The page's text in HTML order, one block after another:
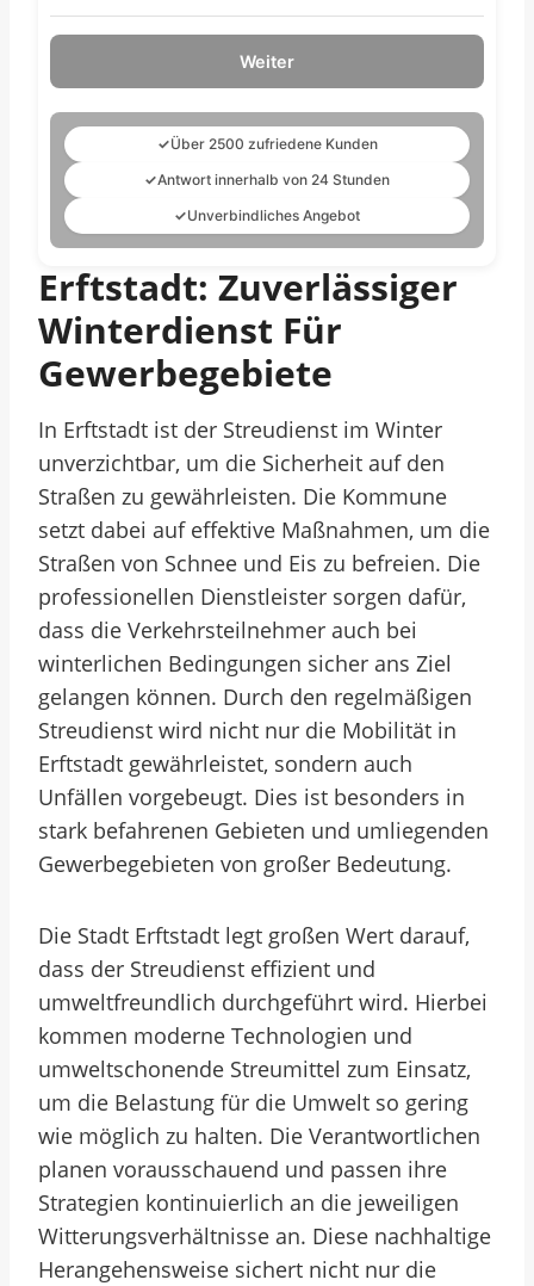
Weiter
✓Über 2500 zufriedene Kunden
✓Antwort innerhalb von 24 Stunden
✓Unverbindliches Angebot
Erftstadt: Zuverlässiger
Winterdienst Für
Gewerbegebiete
In Erftstadt ist der Streudienst im Winter
unverzichtbar, um die Sicherheit auf den
Straßen zu gewährleisten. Die Kommune
setzt dabei auf effektive Maßnahmen, um die
Straßen von Schnee und Eis zu befreien. Die
professionellen Dienstleister sorgen dafür,
dass die Verkehrsteilnehmer auch bei
winterlichen Bedingungen sicher ans Ziel
gelangen können. Durch den regelmäßigen
Streudienst wird nicht nur die Mobilität in
Erftstadt gewährleistet, sondern auch
Unfällen vorgebeugt. Dies ist besonders in
stark befahrenen Gebieten und umliegenden
Gewerbegebieten von großer Bedeutung.
Die Stadt Erftstadt legt großen Wert darauf,
dass der Streudienst effizient und
umweltfreundlich durchgeführt wird. Hierbei
kommen moderne Technologien und
umweltschonende Streumittel zum Einsatz,
um die Belastung für die Umwelt so gering
wie möglich zu halten. Die Verantwortlichen
planen vorausschauend und passen ihre
Strategien kontinuierlich an die jeweiligen
Witterungsverhältnisse an. Diese nachhaltige
Herangehensweise sichert nicht nur die